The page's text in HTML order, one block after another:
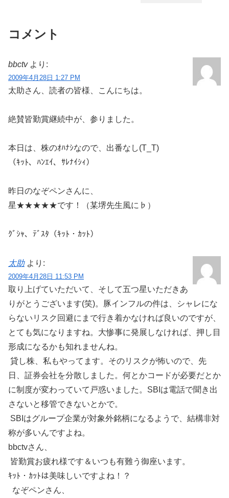
コメント
bbctv より:
2009年4月28日 1:27 PM
太助さん、読者の皆様、こんにちは。
絶賛皆勤賞継続中が、参りました。
本日は、株のｵﾊﾅｼなので、出番なし(T_T)
（ｷｯﾄ、ﾊﾝｴｲ、ｻﾚﾅｲｼｨ）
昨日のなぞペンさんに、
星★★★★★です！（某堺先生風に♭）
ｸﾞｼｬ、ﾃﾞｽﾀ（ｷｯﾄ・ｶｯﾄ）
太助 より:
2009年4月28日 11:53 PM
取り上げていただいて、そして五つ星いただきあ
りがとうございます(笑)。豚インフルの件は、シャレにな
らないリスク回避にまで行き着かなければ良いのですが、
とても気になりますね。大惨事に発展しなければ、押し目
形成になるかも知れませんね。
貸し株、私もやってます。そのリスクが怖いので、先
日、証券会社を分散しました。何とかコードが必要だとか
に制度が変わっていて戸惑いました。SBIは電話で聞き出
さないと移管できないとかで。
SBIはグループ企業が対象外銘柄になるようで、結構非対
称が多いんですよね。
bbctvさん、
皆勤賞お疲れ様です＆いつも有難う御座います。
ｷｯﾄ・ｶｯﾄは美味しいですよね！？
なぞペンさん、